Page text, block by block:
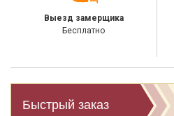
Выезд замерщика
Бесплатно
Быстрый заказ